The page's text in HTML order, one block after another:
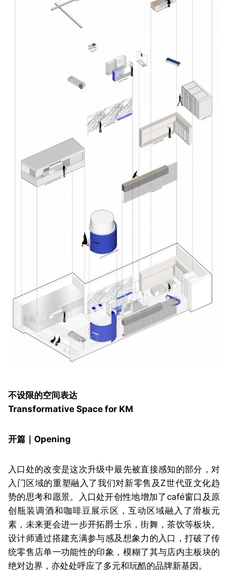
不设限的空间表达
Transformative Space for KM
开篇｜Opening
入口处的改变是这次升级中最先被直接感知的部分，对
入门区域的重塑融入了我们对新零售及Z世代亚文化趋
势的思考和愿景。入口处开创性地增加了café窗口及原
创瓶装调酒和咖啡豆展示区，互动区域融入了滑板元
素，未来更会进一步开拓爵士乐，街舞，茶饮等板块。
设计师通过搭建充满参与感及想象力的入口，打破了传
统零售店单一功能性的印象，模糊了其与店内主板块的
绝对边界，亦处处呼应了多元和玩酷的品牌新基因。